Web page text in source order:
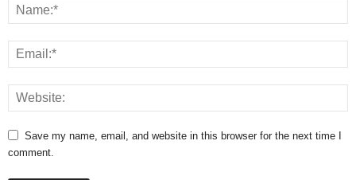
Save my name, email, and website in this browser for the next time I
comment.